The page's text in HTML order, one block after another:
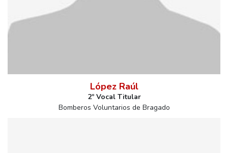
López Raúl
2º Vocal Titular
Bomberos Voluntarios de Bragado